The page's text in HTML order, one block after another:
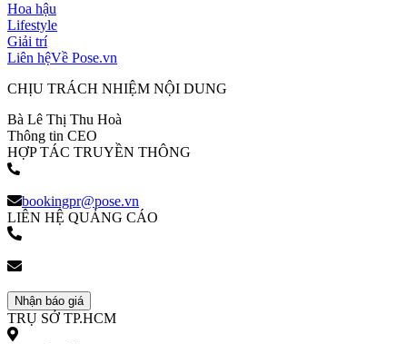
Hoa hậu
Lifestyle
Giải trí
Liên hệVề Pose.vn
CHỊU TRÁCH NHIỆM NỘI DUNG
Bà Lê Thị Thu Hoà
Thông tin CEO
HỢP TÁC TRUYỀN THÔNG
bookingpr@pose.vn
LIÊN HỆ QUẢNG CÁO
Nhận báo giá
TRỤ SỞ TP.HCM